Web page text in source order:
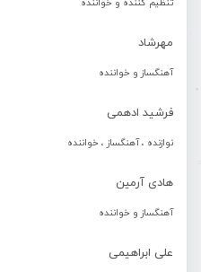
تنظیم کننده و خواننده
مهرشاد
آهنگساز و خواننده
فرشید ادهمی
نوازنده ، آهنگساز ، خواننده
هادی آرمین
آهنگساز و خواننده
علی ابراهیمی